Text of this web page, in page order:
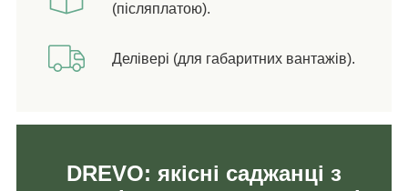
(післяплатою).
Делівері (для габаритних вантажів).
DREVO: якісні саджанці з